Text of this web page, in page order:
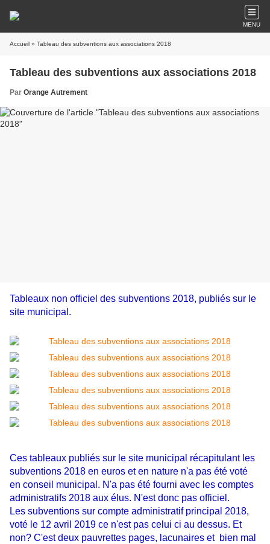
MENU
Accueil » Tableau des subventions aux associations 2018
Tableau des subventions aux associations 2018
Par Orange Autrement
Tableaux non officiel des subventions 2018, publiés sur le
site municipal.
Ces tableaux publiés sur le site municipal récapitulant les
subventions 2018 en euros et en nature n'a pas été voté
en conseil municipal. N'a pas été fourni avec les comptes
administratifs 2018 aux élus. N'est donc pas officiel.
Les subventions sur compte administratif principal 2018,
voté le 12 avril 2019 ce n'est pas celui ci au dessus. Et
non? C'est deux pauvrettes pages, lacunaires et bien mal